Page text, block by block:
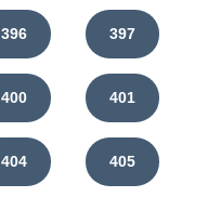
396 397
400 401
404 405